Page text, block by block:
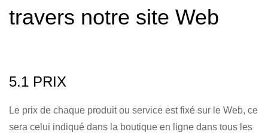
travers notre site Web
5.1 PRIX
Le prix de chaque produit ou service est fixé sur le Web, ce
sera celui indiqué dans la boutique en ligne dans tous les